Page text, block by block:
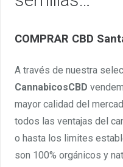
COMPRAR CBD
A través de nuestra
CannabicosCBD
mayor calidad del
todos las ventajas del
o hasta los limites
son 100% orgánicos y